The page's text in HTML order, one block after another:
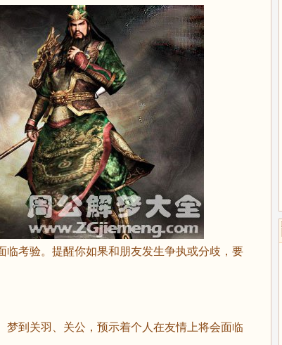
考验。提醒你如果和朋友发生争执或分歧，要
到关羽、关公，预示着个人在友情上将会面临